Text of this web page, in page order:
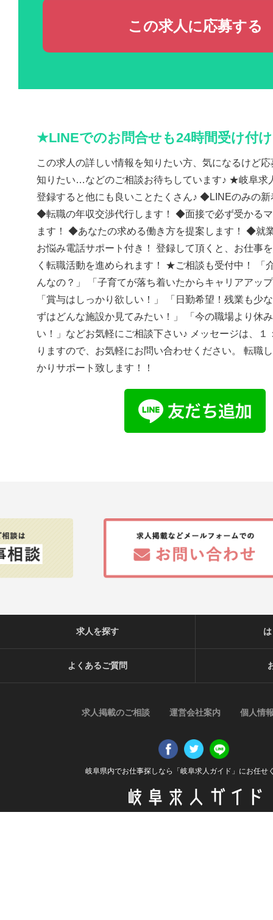
この求人に応募する
★LINEでのお問合せも24時間受け付
この求人の詳しい情報を知りたい方、気になるけど
知りたい…などのご相談お待ちしています♪ ★岐阜求
登録すると他にも良いことたくさん♪ ◆LINEのみの
◆転職の年収交渉代行します！ ◆面接で必ず受かる
ます！ ◆あなたの求める働き方を提案します！ ◆就
お悩み電話サポート付き！ 登録して頂くと、お仕事
く転職活動を進められます！ ★ご相談も受付中！ 「
んなの？」 「子育てが落ち着いたからキャリアアッ
「賞与はしっかり欲しい！」 「日勤希望！残業も少
ずはどんな施設か見てみたい！」 「今の職場より休
い！」などお気軽にご相談下さい♪ メッセージは、１
りますので、お気軽にお問い合わせください。 転職
かりサポート致します！！
岐阜県内でお仕事探しなら「岐阜求人ガイド」にお任せ
求人を探す
よくあるご質問
求人掲載のご相談 運営会社案内 個人情